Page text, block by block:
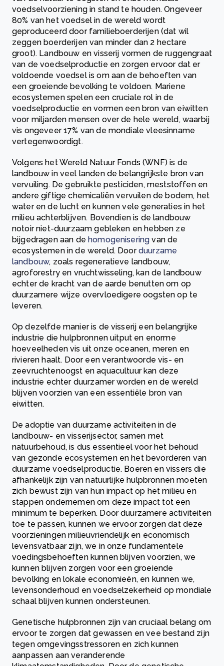
voedselvoorziening in stand te houden. Ongeveer
80% van het voedsel in de wereld wordt
geproduceerd door familieboerderijen (dat wil
zeggen boerderijen van minder dan 2 hectare
groot). Landbouw en visserij vormen de ruggengraat
van de voedselproductie en zorgen ervoor dat er
voldoende voedsel is om aan de behoeften van
een groeiende bevolking te voldoen. Mariene
ecosystemen spelen een cruciale rol in de
voedselproductie en vormen een bron van eiwitten
voor miljarden mensen over de hele wereld, waarbij
vis ongeveer 17% van de mondiale vleesinname
vertegenwoordigt.
Volgens het Wereld Natuur Fonds (WNF) is de
landbouw in veel landen de belangrijkste bron van
vervuiling. De gebruikte pesticiden, meststoffen en
andere giftige chemicaliën vervuilen de bodem, het
water en de lucht en kunnen vele generaties in het
milieu achterblijven. Bovendien is de landbouw
notoir niet-duurzaam gebleken en hebben ze
bijgedragen aan de homogenisering van de
ecosystemen in de wereld. Doorduurzame
landbouw, zoals regeneratieve landbouw,
agroforestry en vruchtwisseling, kan de landbouw
echter de kracht van de aarde benutten om op
duurzamere wijze overvloedigere oogsten op te
leveren.
Op dezelfde manier is de visserij een belangrijke
industrie die hulpbronnen uitput en enorme
hoeveelheden vis uit onze oceanen, meren en
rivieren haalt. Door een verantwoorde vis- en
zeevruchtenoogst en aquacultuur kan deze
industrie echter duurzamer worden en de wereld
blijven voorzien van een essentiële bron van
eiwitten.
De adoptie van duurzame activiteiten in de
landbouw- en visserijsector, samen met
natuurbehoud, is dus essentieel voor het behoud
van gezonde ecosystemen en het bevorderen van
duurzame voedselproductie. Boeren en vissers die
afhankelijk zijn van natuurlijke hulpbronnen moeten
zich bewust zijn van hun impact op het milieu en
stappen ondernemen om deze impact tot een
minimum te beperken. Door duurzamere activiteiten
toe te passen, kunnen we ervoor zorgen dat deze
voorzieningen milieuvriendelijk en economisch
levensvatbaar zijn, we in onze fundamentele
voedingsbehoeften kunnen blijven voorzien, we
kunnen blijven zorgen voor een groeiende
bevolking en lokale economieën, en kunnen we,
levensonderhoud en voedselzekerheid op mondiale
schaal blijven kunnen ondersteunen.
Genetische hulpbronnen zijn van cruciaal belang om
ervoor te zorgen dat gewassen en vee bestand zijn
tegen omgevingsstressoren en zich kunnen
aanpassen aan veranderende